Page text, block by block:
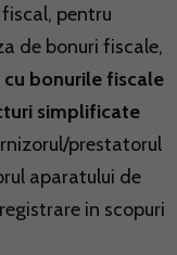
pentru
de bonuri fiscale,
bonurile fiscale
simplificate
prestatorul
aparatului de
in scopuri